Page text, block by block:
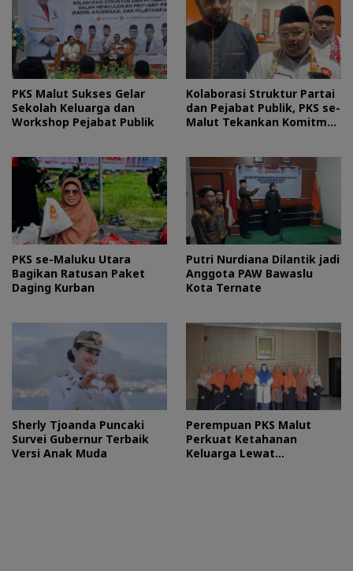
PKS Malut Sukses Gelar
Sekolah Keluarga dan
Workshop Pejabat Publik
Kolaborasi Struktur Partai
dan Pejabat Publik, PKS se-
Malut Tekankan Komitmen
PKS se-Maluku Utara
Bagikan Ratusan Paket
Daging Kurban
Putri Nurdiana Dilantik jadi
Anggota PAW Bawaslu
Kota Ternate
Sherly Tjoanda Puncaki
Survei Gubernur Terbaik
Versi Anak Muda
Perempuan PKS Malut
Perkuat Ketahanan
Keluarga Lewat